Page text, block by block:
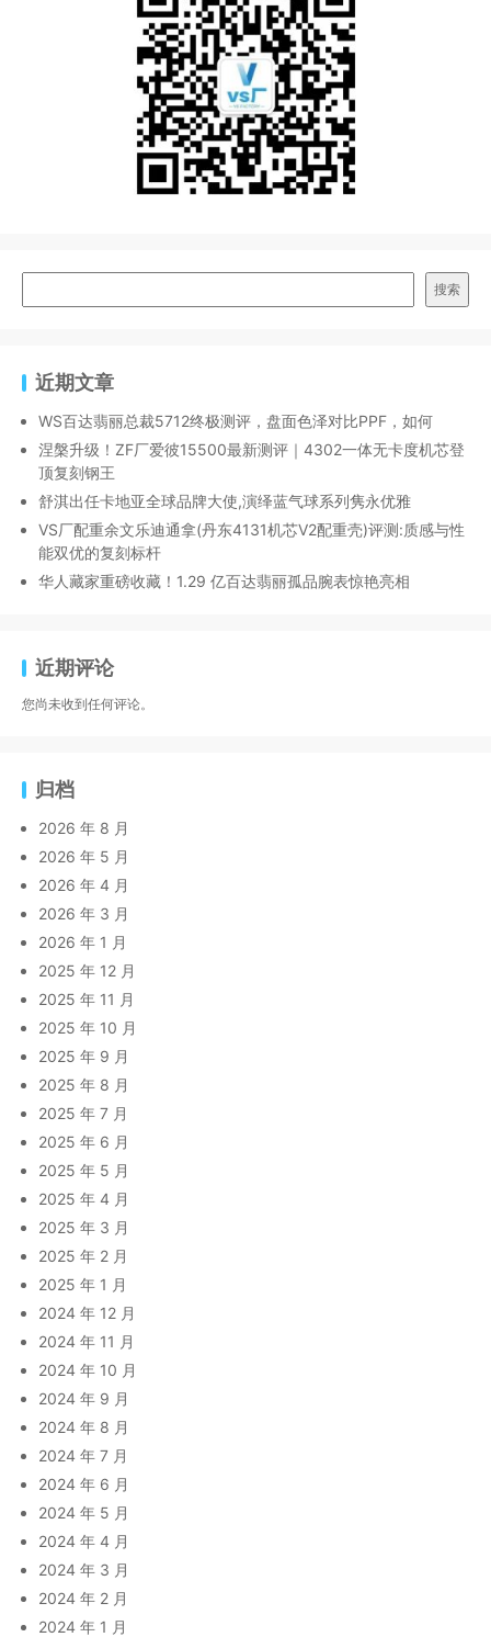
搜索
近期文章
WS百达翡丽总裁5712终极测评，盘面色泽对比PPF，如何
涅槃升级！ZF厂爱彼15500最新测评｜4302一体无卡度机芯登
顶复刻钢王
舒淇出任卡地亚全球品牌大使,演绎蓝气球系列隽永优雅
VS厂配重余文乐迪通拿(丹东4131机芯V2配重壳)评测:质感与性
能双优的复刻标杆
华人藏家重磅收藏！1.29 亿百达翡丽孤品腕表惊艳亮相
近期评论
您尚未收到任何评论。
归档
2026 年 8 月
2026 年 5 月
2026 年 4 月
2026 年 3 月
2026 年 1 月
2025 年 12 月
2025 年 11 月
2025 年 10 月
2025 年 9 月
2025 年 8 月
2025 年 7 月
2025 年 6 月
2025 年 5 月
2025 年 4 月
2025 年 3 月
2025 年 2 月
2025 年 1 月
2024 年 12 月
2024 年 11 月
2024 年 10 月
2024 年 9 月
2024 年 8 月
2024 年 7 月
2024 年 6 月
2024 年 5 月
2024 年 4 月
2024 年 3 月
2024 年 2 月
2024 年 1 月